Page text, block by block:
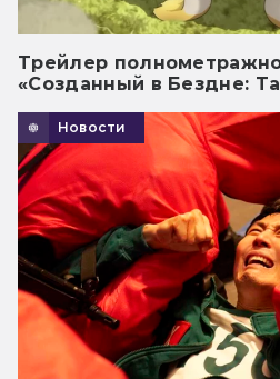
Трейлер
«Созданный в Бездне:
Новости